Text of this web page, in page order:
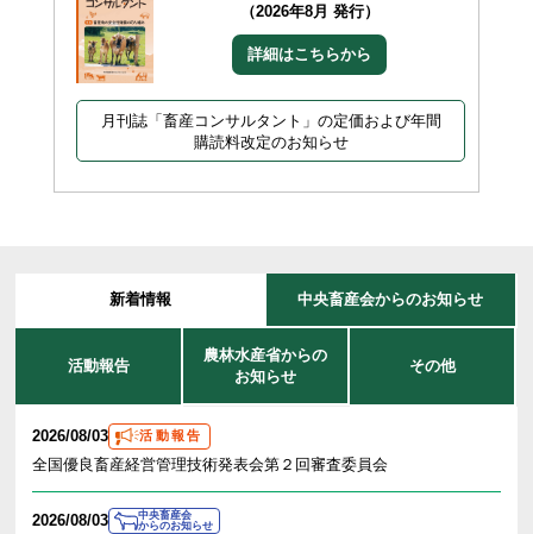
（2026年8月 発行）
詳細はこちらから
月刊誌「畜産コンサルタント」の定価および年間
購読料改定のお知らせ
新着情報 中央畜産会からのお知らせ
活動報告
農林水産省からの
お知らせ
その他
2026/08/03 活動報告
全国優良畜産経営管理技術発表会第２回審査委員会
2026/08/03
中央畜産会
からのお知らせ